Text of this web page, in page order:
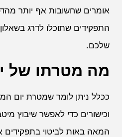
אומרים שחשובות אף יותר
התפקידים שתוכלו לדרג
שלכם.
מה מטרתו של
ככלל ניתן לומר שמטרת יום
וכישורים כדי לאפשר שיבוץ
המאה באות לביטוי בתפקידים